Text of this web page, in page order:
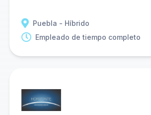
Puebla - Híbrido
Empleado de tiempo completo